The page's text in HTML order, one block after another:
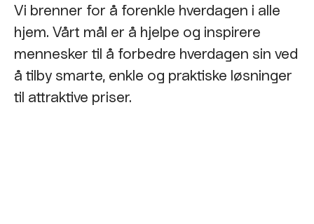
Vi brenner for å forenkle hverdagen i alle
hjem. Vårt mål er å hjelpe og inspirere
mennesker til å forbedre hverdagen sin ved
å tilby smarte, enkle og praktiske løsninger
til attraktive priser.